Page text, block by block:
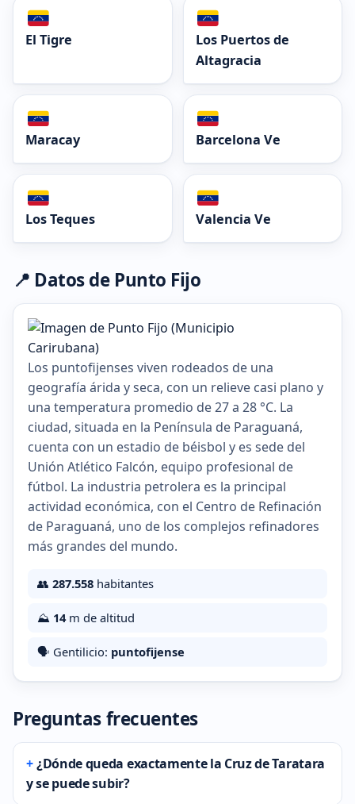
El Tigre
Los Puertos de
Altagracia
Maracay Barcelona Ve
Los Teques Valencia Ve
📍 Datos de Punto Fijo
Los puntofijenses viven rodeados de una
geografía árida y seca, con un relieve casi plano y
una temperatura promedio de 27 a 28 °C. La
ciudad, situada en la Península de Paraguaná,
cuenta con un estadio de béisbol y es sede del
Unión Atlético Falcón, equipo profesional de
fútbol. La industria petrolera es la principal
actividad económica, con el Centro de Refinación
de Paraguaná, uno de los complejos refinadores
más grandes del mundo.
👥 287.558 habitantes
⛰️ 14m de altitud
🗣️ Gentilicio: puntofijense
Preguntas frecuentes
¿Dónde queda exactamente la Cruz de Taratara
y se puede subir?